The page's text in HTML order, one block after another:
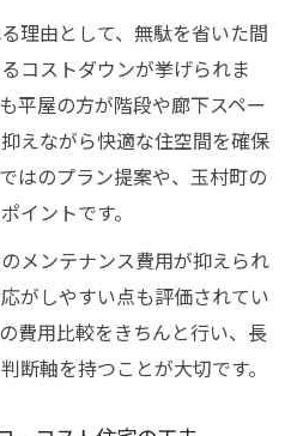
理由として、無駄を省いた間
コストダウンが挙げられま
平屋の方が階段や廊下スペー
えながら快適な住空間を確保
はのプラン提案や、玉村町の
イントです。
メンテナンス費用が抑えられ
がしやすい点も評価されてい
費用比較をきちんと行い、長
断軸を持つことが大切です。